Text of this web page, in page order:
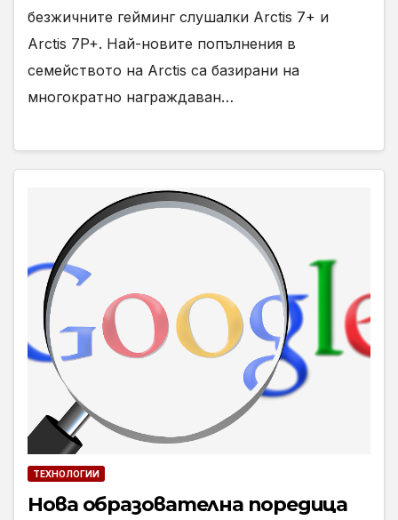
безжичните гейминг слушалки Arctis 7+ и
Arctis 7P+. Най-новите попълнения в
семейството нa Arctis са базирани на
многократно награждаван…
ТЕХНОЛОГИИ
Нова образователна поредица